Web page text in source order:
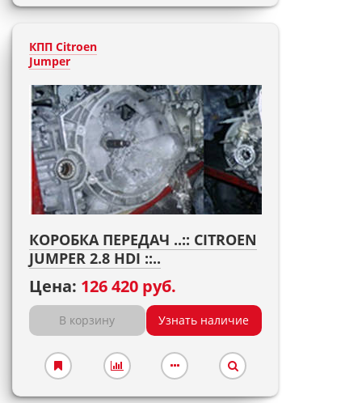
КПП Citroen
Jumper
КОРОБКА ПЕРЕДАЧ ..:: CITROEN
JUMPER 2.8 HDI ::..
Цена: 126 420 руб.
В корзину Узнать наличие